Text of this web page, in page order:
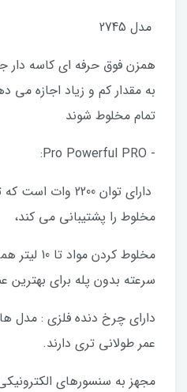
مدل 2745
به مقدار کم و زیاد اجازه می
تمام مخلوط شوند
- Pro Powerful PRO:
مخلوط را پشتیبانی می کند،
سرعته بدون پله برای بهترین
دارای چرخ دنده فلزی : مدل
عمر طولانی تری دارند.
مجهز به سنسورهای